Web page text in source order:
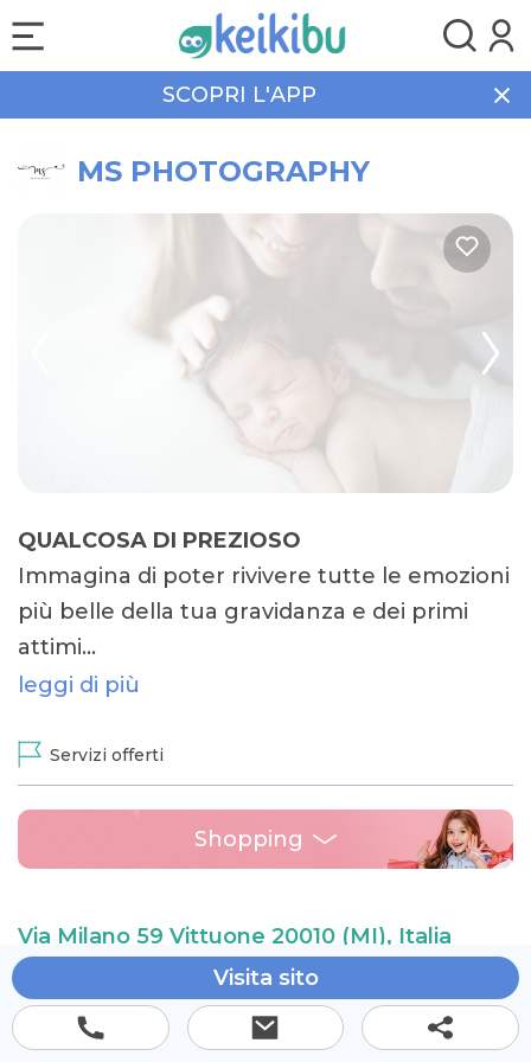
SCOPRI L'APP
Shopping MS PHOTOGRAPHY
MS PHOTOGRAPHY
QUALCOSA DI PREZIOSO
Immagina di poter rivivere tutte le emozioni
più belle della tua gravidanza e dei primi
attimi…
leggi di più
Servizi offerti
Shopping
Via Milano 59 Vittuone 20010 (MI), Italia
Visita sito